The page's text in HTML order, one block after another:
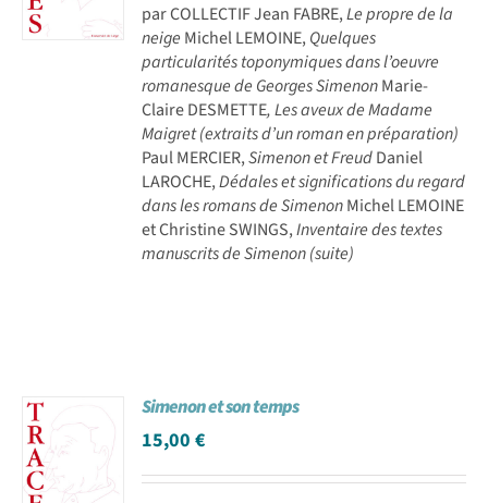
par COLLECTIF Jean FABRE,Le propre de la
neige Michel LEMOINE,Quelques
particularités toponymiques dans l’oeuvre
romanesque de Georges SimenonMarie-
Claire DESMETTE, Les aveux de Madame
Maigret (extraits d’un roman en préparation)
Paul MERCIER,Simenon et FreudDaniel
LAROCHE,Dédales et significations du regard
dans les romans de SimenonMichel LEMOINE
et Christine SWINGS,Inventaire des textes
manuscrits de Simenon (suite)
Simenon et son temps
15,00€